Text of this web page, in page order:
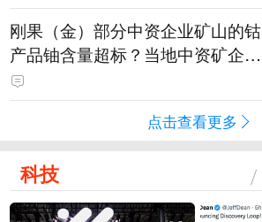
刚果（金）部分中资企业矿山的钴
产品铀含量超标？当地中资矿企协
会回应：报道不实
点击查看更多
科技